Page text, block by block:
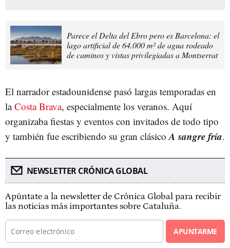
Parece el Delta del Ebro pero es Barcelona: el
lago artificial de 64.000 m² de agua rodeado
de caminos y vistas privilegiadas a Montserrat
El narrador estadounidense pasó largas temporadas en
laCosta Brava, especialmente los veranos. Aquí
organizaba fiestas y eventos con invitados de todo tipo
y también fue escribiendo su gran clásico A sangre fría.
NEWSLETTER CRÓNICA GLOBAL
Apúntate a la newsletter de Crónica Global para recibir
las noticias más importantes sobre Cataluña.
APUNTARME